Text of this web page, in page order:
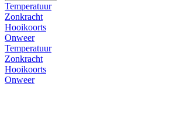
Temperatuur
Zonkracht
Hooikoorts
Onweer
Temperatuur
Zonkracht
Hooikoorts
Onweer